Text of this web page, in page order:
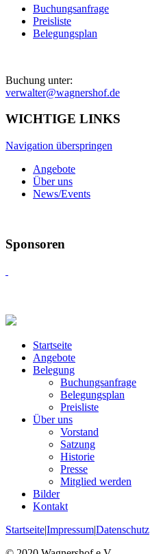
Buchungsanfrage
Preisliste
Belegungsplan
Buchung unter:
verwalter@wagnershof.de
WICHTIGE LINKS
Navigation überspringen
Angebote
Über uns
News/Events
Sponsoren
Startseite
Angebote
Belegung
Buchungsanfrage
Belegungsplan
Preisliste
Über uns
Vorstand
Satzung
Historie
Presse
Mitglied werden
Bilder
Kontakt
Startseite|Impressum|Datenschutz